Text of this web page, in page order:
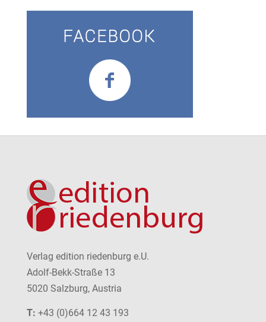
Verlag edition riedenburg e.U.
Adolf-Bekk-Straße 13
5020 Salzburg, Austria
T: +43 (0)664 12 43 193